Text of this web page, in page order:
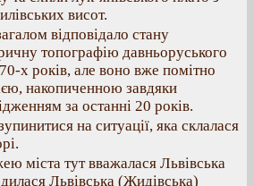
висот.
відповідало стану
топографію давньоруського
х років, але воно вже помітно
накопиченною завдяки
за останні 20 років.
на ситуації, яка склалася
міста тут вважалася Львівська
Львівська (Жидівська)